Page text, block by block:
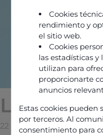
Cookies
rendimiento y
el sitio web.
Cookies
las estadísticas
utilizan para
proporcionarte
anuncios
Estas cookies pueden
por terceros. Al
consentimiento para
Laurent
22 Février 2026 By